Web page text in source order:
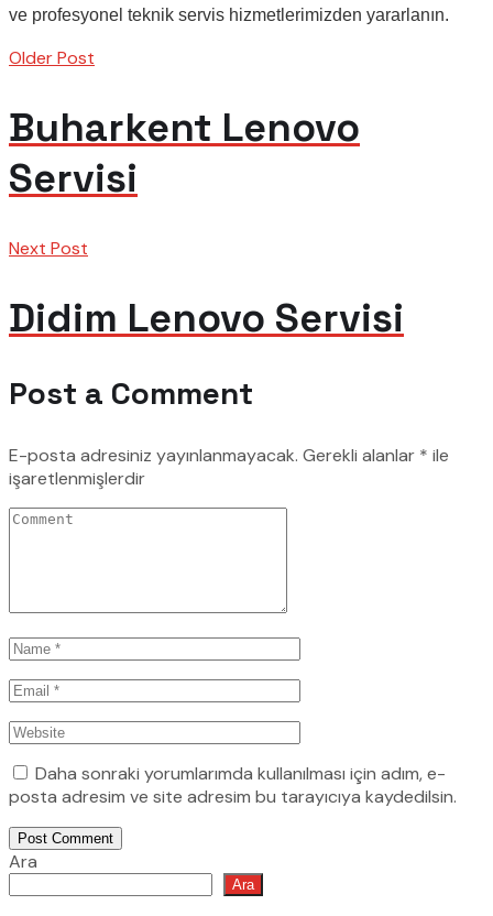
ve profesyonel teknik servis hizmetlerimizden yararlanın.
Older Post
Buharkent Lenovo
Servisi
Next Post
Didim Lenovo Servisi
Post a Comment
E-posta adresiniz yayınlanmayacak. Gerekli alanlar * ile
işaretlenmişlerdir
Daha sonraki yorumlarımda kullanılması için adım, e-
posta adresim ve site adresim bu tarayıcıya kaydedilsin.
Post Comment
Ara
Ara